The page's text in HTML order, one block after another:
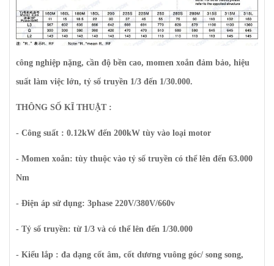
công nghiệp nặng, cần độ bền cao, momen xoắn đảm bảo, hiệu
suất làm việc lớn, tỷ số truyền 1/3 đến 1/30.000.
THÔNG SỐ KĨ THUẬT :
- Công suất : 0.12kW đến 200kW tùy vào loại motor
- Momen xoắn: tùy thuộc vào tỷ số truyền có thể lên đến 63.000
Nm
- Điện áp sử dụng: 3phase 220V/380V/660v
- Tỷ số truyền: từ 1/3 và có thể lên đến 1/30.000
- Kiểu lắp : đa dạng cốt âm, cốt dương vuông góc/ song song,